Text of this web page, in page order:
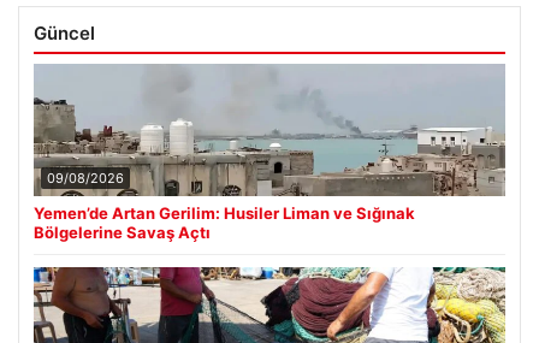
09/08/2026
Yemen’de Artan Gerilim: Husiler Liman ve Sığınak
Bölgelerine Savaş Açtı
08/08/2026